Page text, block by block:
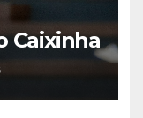
Caixinha